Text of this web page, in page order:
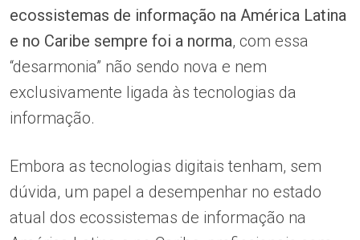
ecossistemas de informação na América Latina
e no Caribe sempre foi a norma, com essa
“desarmonia” não sendo nova e nem
exclusivamente ligada às tecnologias da
informação.
Embora as tecnologias digitais tenham, sem
dúvida, um papel a desempenhar no estado
atual dos ecossistemas de informação na